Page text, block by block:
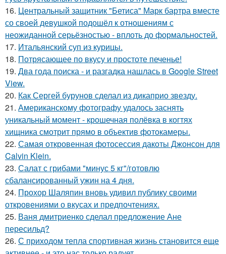
16. Центральный защитник "Бетиса" Марк бартра вместе
со своей девушкой подошёл к отношениям с
неожиданной серьёзностью - вплоть до формальностей.
17. Итальянский суп из курицы.
18. Потрясающее по вкусу и простоте печенье!
19. Два года поиска - и разгадка нашлась в Google Street
View.
20. Как Сергей бурунов сделал из дикаприо звезду.
21. Американскому фотографу удалось заснять
уникальный момент - крошечная полёвка в когтях
хищника смотрит прямо в объектив фотокамеры.
22. Самая откровенная фотосессия дакоты Джонсон для
Calvin Klein.
23. Салат с грибами "минус 5 кг"/готовлю
сбалансированный ужин на 4 дня.
24. Прохор Шаляпин вновь удивил публику своими
откровениями о вкусах и предпочтениях.
25. Ваня дмитриенко сделал предложение Ане
пересильд?
26. С приходом тепла спортивная жизнь становится еще